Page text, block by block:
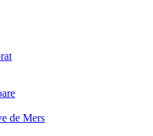
de Mers